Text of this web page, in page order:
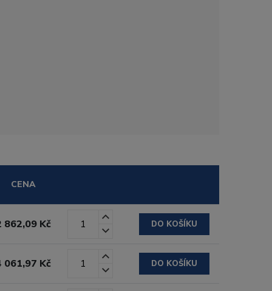
CENA
862,09 Kč DO KOŠÍKU
061,97 Kč DO KOŠÍKU